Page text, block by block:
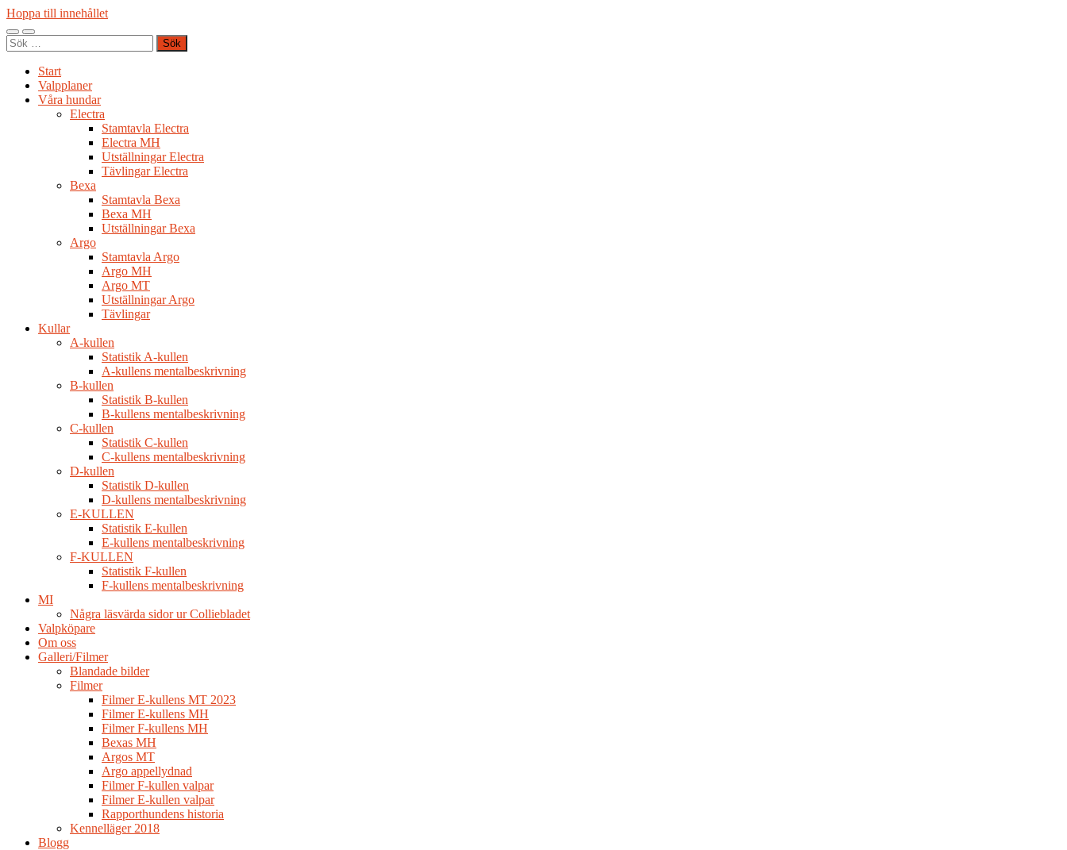
Hoppa till innehållet
Slå
på/av
Slå
på/av
Sök
efter:
Start
Valpplaner
Våra hundar
Electra
Stamtavla Electra
Electra MH
Utställningar Electra
Tävlingar Electra
Bexa
Stamtavla Bexa
Bexa MH
Utställningar Bexa
Argo
Stamtavla Argo
Argo MH
Argo MT
Utställningar Argo
Tävlingar
Kullar
A-kullen
Statistik A-kullen
A-kullens mentalbeskrivning
B-kullen
Statistik B-kullen
B-kullens mentalbeskrivning
C-kullen
Statistik C-kullen
C-kullens mentalbeskrivning
D-kullen
Statistik D-kullen
D-kullens mentalbeskrivning
E-KULLEN
Statistik E-kullen
E-kullens mentalbeskrivning
F-KULLEN
Statistik F-kullen
F-kullens mentalbeskrivning
MI
Några läsvärda sidor ur Colliebladet
Valpköpare
Om oss
Galleri/Filmer
Blandade bilder
Filmer
Filmer E-kullens MT 2023
Filmer E-kullens MH
Filmer F-kullens MH
Bexas MH
Argos MT
Argo appellydnad
Filmer F-kullen valpar
Filmer E-kullen valpar
Rapporthundens historia
Kennelläger 2018
Blogg